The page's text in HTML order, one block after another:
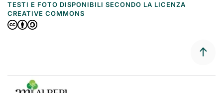
TESTI E FOTO DISPONIBILI SECONDO LA LICENZA
CREATIVE COMMONS